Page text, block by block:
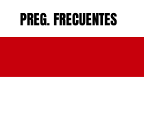
PREG. FRECUENTES